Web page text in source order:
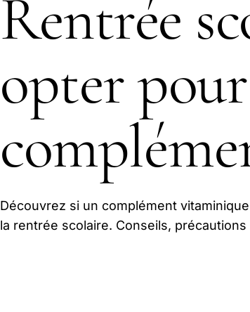
Rentrée
opter
Découvrez si un complément
la rentrée scolaire. Conseils,